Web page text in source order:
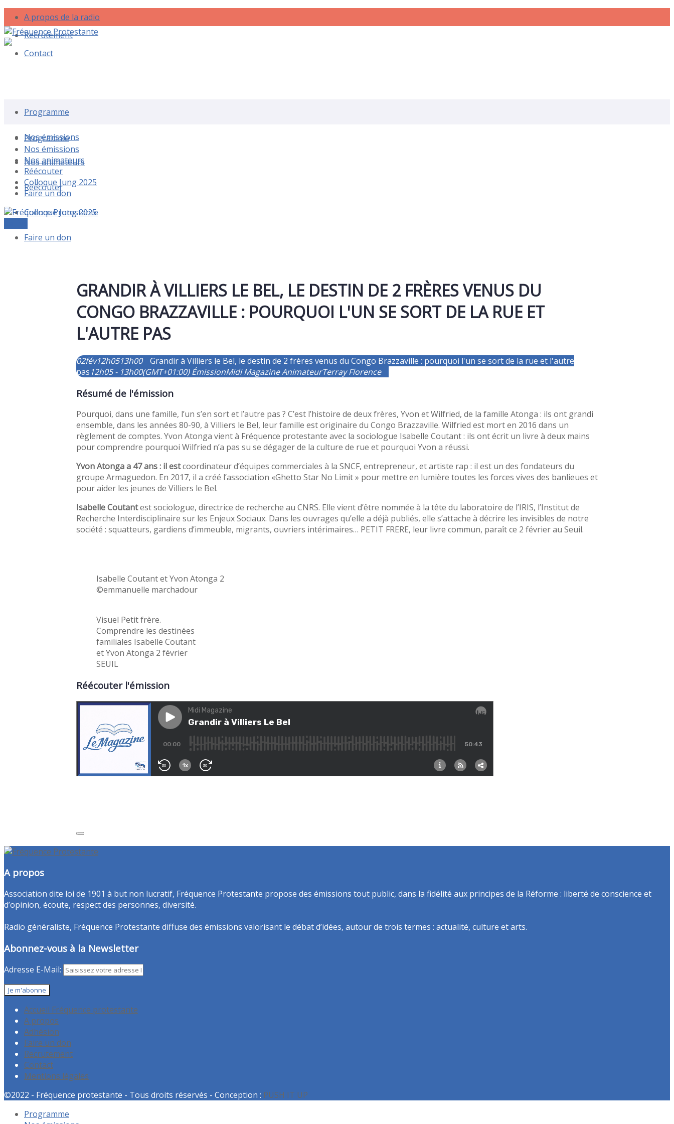
A propos de la radio
Recrutement
Contact
Programme
Nos émissions
Nos animateurs
Réécouter
Colloque Jung 2025
Faire un don
Programme
Nos émissions
Nos animateurs
Réécouter
Colloque Jung 2025
Faire un don
GRANDIR À VILLIERS LE BEL, LE DESTIN DE 2 FRÈRES VENUS DU
CONGO BRAZZAVILLE : POURQUOI L'UN SE SORT DE LA RUE ET
L'AUTRE PAS
02fév12h0513h00
Grandir à Villiers le Bel, le destin de 2 frères venus du Congo Brazzaville : pourquoi l'un se sort de la rue et l'autre
pas 12h05 - 13h00(GMT+01:00) ÉmissionMidi MagazineAnimateurTerray Florence
Résumé de l'émission
Pourquoi, dans une famille, l’un s’en sort et l’autre pas ? C’est l’histoire de deux frères, Yvon et Wilfried, de la famille Atonga : ils ont grandi
ensemble, dans les années 80-90, à Villiers le Bel, leur famille est originaire du Congo Brazzaville. Wilfried est mort en 2016 dans un
règlement de comptes. Yvon Atonga vient à Fréquence protestante avec la sociologue Isabelle Coutant : ils ont écrit un livre à deux mains
pour comprendre pourquoi Wilfried n’a pas su se dégager de la culture de rue et pourquoi Yvon a réussi.
Yvon Atonga a 47 ans : il estcoordinateur d’équipes commerciales à la SNCF, entrepreneur, et artiste rap : il est un des fondateurs du
groupe Armaguedon. En 2017, il a créé l’association «Ghetto Star No Limit » pour mettre en lumière toutes les forces vives des banlieues et
pour aider les jeunes de Villiers le Bel.
Isabelle Coutantest sociologue, directrice de recherche au CNRS. Elle vient d’être nommée à la tête du laboratoire de l’IRIS, l’Institut de
Recherche Interdisciplinaire sur les Enjeux Sociaux. Dans les ouvrages qu’elle a déjà publiés, elle s’attache à décrire les invisibles de notre
société : squatteurs, gardiens d’immeuble, migrants, ouvriers intérimaires… PETIT FRERE, leur livre commun, paraît ce 2 février au Seuil.
Isabelle Coutant et Yvon Atonga 2
©emmanuelle marchadour
Visuel Petit frère.
Comprendre les destinées
familiales Isabelle Coutant
et Yvon Atonga 2 février
SEUIL
Réécouter l'émission
A propos
Association dite loi de 1901 à but non lucratif, Fréquence Protestante propose des émissions tout public, dans la fidélité aux principes de la Réforme : liberté de conscience et
d’opinion, écoute, respect des personnes, diversité.
Radio généraliste, Fréquence Protestante diffuse des émissions valorisant le débat d’idées, autour de trois termes : actualité, culture et arts.
Abonnez-vous à la Newsletter
Adresse E-Mail:
Accueil Fréquence protestante
A propos
Adhésion
Faire un don
Recrutement
Contact
Mentions légales
©2022 - Fréquence protestante - Tous droits réservés - Conception : PUSH IT UP
Programme